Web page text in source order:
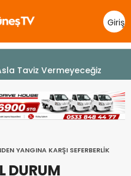
Giriş
Yap
sergi açılışında
YANGINA KARŞI SEFERBERLİK
DURUM